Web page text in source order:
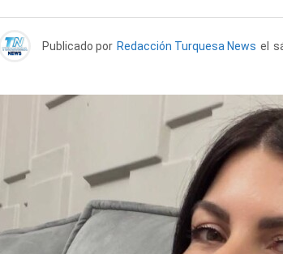
Publicado por Redacción Turquesa News el